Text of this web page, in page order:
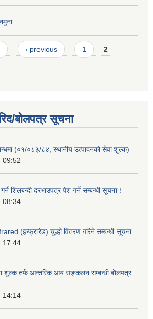
‹ previous 1 2
बोलपत्र सूचना
(०१/०८३/८४, स्थानीय उत्पादनको सेवा शुल्क)
09:52
शिलबन्दी दरभाउपत्र पेश गर्ने सम्बन्धी सूचना !
08:34
(इन्फ्रारेड) चुल्हो वितरण गरिने सम्बन्धी सूचना
17:44
शुल्क तर्फ आन्तरिक आय सङ्कलन सम्बन्धी बोलपत्र
14:14